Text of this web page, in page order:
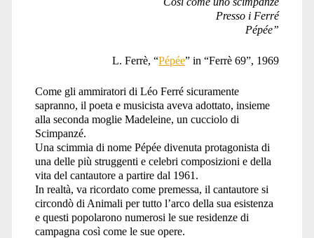
Presso i Ferré
Pépée”
L. Ferrè, “Pépée” in “Ferrè 69”, 1969
Come gli ammiratori di Léo Ferré sicuramente
sapranno, il poeta e musicista aveva adottato, insieme
alla seconda moglie Madeleine, un cucciolo di
Scimpanzé.
Una scimmia di nome Pépée divenuta protagonista di
una delle più struggenti e celebri composizioni e della
vita del cantautore a partire dal 1961.
In realtà, va ricordato come premessa, il cantautore si
circondò di Animali per tutto l’arco della sua esistenza
e questi popolarono numerosi le sue residenze di
campagna così come le sue opere.